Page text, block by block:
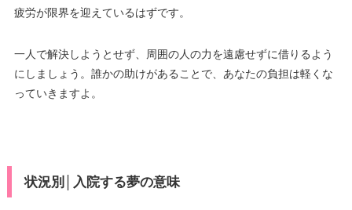
疲労が限界を迎えているはずです。
一人で解決しようとせず、周囲の人の力を遠慮せずに借りるよう
にしましょう。誰かの助けがあることで、あなたの負担は軽くな
っていきますよ。
状況別│入院する夢の意味